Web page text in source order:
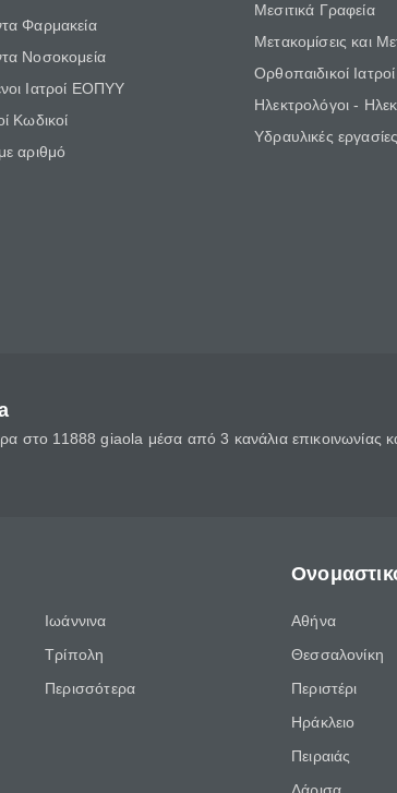
Φαρμακεία
Νοσοκομεία
Ιατροί ΕΟΠΥΥ
Κωδικοί
αριθμό
Μεσιτικά Γραφεία
Μετακομίσεις και
Ορθοπαιδικοί Ιατροί
Ηλεκτρολόγοι -
Υδραυλικές
στο 11888 giaola μέσα από 3 κανάλια επικοινωνίας
Ιωάννινα
Τρίπολη
Περισσότερα
Αθήνα
Θεσσαλονίκη
Περιστέρι
Ηράκλειο
Πειραιάς